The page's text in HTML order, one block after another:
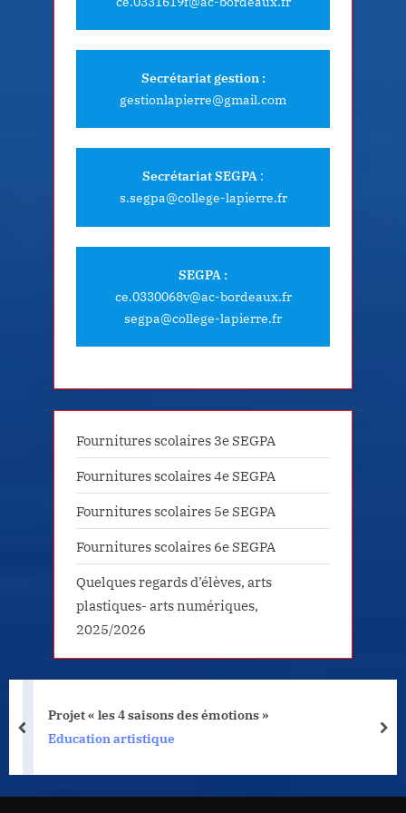
Secrétariat gestion :
gestionlapierre@gmail.com
Secrétariat SEGPA :
s.segpa@college-lapierre.fr
SEGPA :
ce.0330068v@ac-bordeaux.fr
segpa@college-lapierre.fr
Fournitures scolaires 3e SEGPA
Fournitures scolaires 4e SEGPA
Fournitures scolaires 5e SEGPA
Fournitures scolaires 6e SEGPA
Quelques regards d’élèves, arts
plastiques- arts numériques,
2025/2026
Projet « les 4 saisons des émotions »
Education artistique
prev